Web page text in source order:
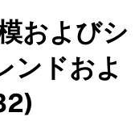
およびシ
ンドおよ